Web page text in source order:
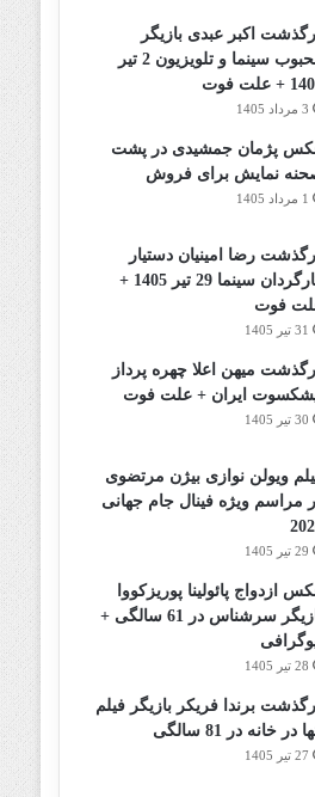
اکبر عبدی بازیگر
محبوب سینما و تلویزیون 2 تیر
+ علت فوت
3 مرداد 1405
پژمان جمشیدی در پشت
نمایش برای فروش
1 مرداد 1405
رضا امینیان دستیار
کارگردان سینما 29 تیر 1405 +
فوت
31 تیر 1405
میهن اعلا چهره پرداز
ایران + علت فوت
30 تیر 1405
ویولن نوازی بیژن مرتضوی
مراسم ویژه فینال جام جهانی
29 تیر 1405
ازدواج پائولینا پوریزکووا
بازیگر سرشناس در 61 سالگی +
28 تیر 1405
برندا فریکر بازیگر فیلم
در خانه در 81 سالگی
27 تیر 1405